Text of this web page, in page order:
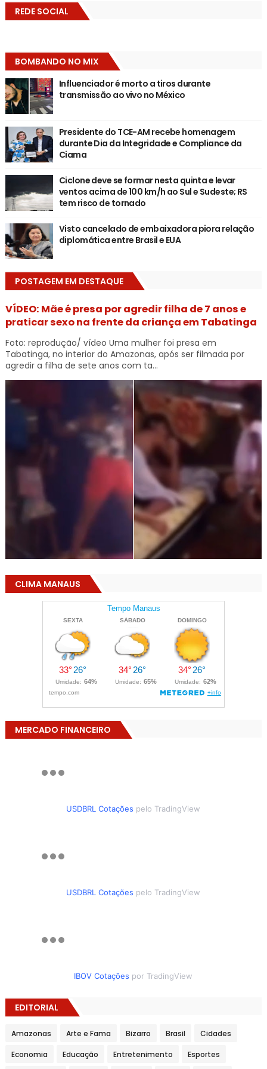
REDE SOCIAL
BOMBANDO NO MIX
Influenciador é morto a tiros durante
transmissão ao vivo no México
Presidente do TCE-AM recebe homenagem
durante Dia da Integridade e Compliance da
Ciama
Ciclone deve se formar nesta quinta e levar
ventos acima de 100 km/h ao Sul e Sudeste; RS
tem risco de tornado
Visto cancelado de embaixadora piora relação
diplomática entre Brasil e EUA
POSTAGEM EM DESTAQUE
VÍDEO: Mãe é presa por agredir filha de 7 anos e
praticar sexo na frente da criança em Tabatinga
Foto: reprodução/ vídeo Uma mulher foi presa em
Tabatinga, no interior do Amazonas, após ser filmada por
agredir a filha de sete anos com ta...
CLIMA MANAUS
MERCADO FINANCEIRO
USDBRL Cotações pelo TradingView
USDBRL Cotações pelo TradingView
IBOV Cotações por TradingView
EDITORIAL
Amazonas Arte e Fama Bizarro Brasil Cidades
Economia Educação Entretenimento Esportes